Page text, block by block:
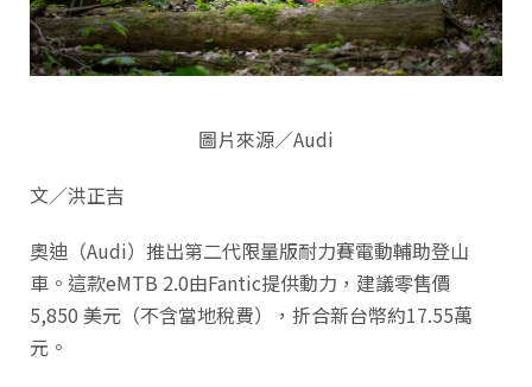
圖片來源／Audi
文／洪正吉
奧迪（Audi）推出第二代限量版耐力賽電動輔助登山
車。這款eMTB 2.0由Fantic提供動力，建議零售價
5,850 美元（不含當地稅費），折合新台幣約17.55萬
元。